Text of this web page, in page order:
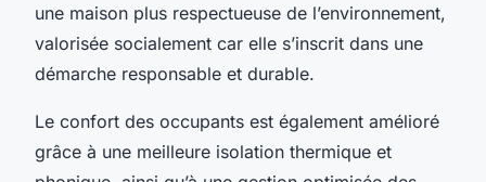
une maison plus respectueuse de l’environnement,
valorisée socialement car elle s’inscrit dans une
démarche responsable et durable.
Le confort des occupants est également amélioré
grâce à une meilleure isolation thermique et